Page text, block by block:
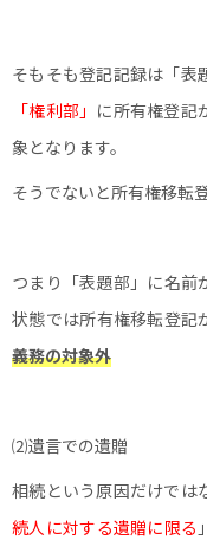
そもそも登記記録は「表
「権利部」 に所有権登記
象となります。
そうでないと所有権移転
つまり「表題部」に名前
状態では所有権移転登記
義務の対象外
⑵遺言での遺贈
相続という原因だけでは
続人に対する遺贈に限る